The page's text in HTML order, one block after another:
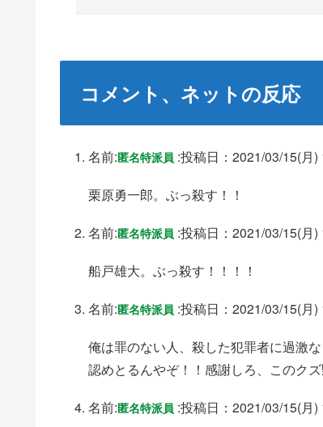
コメント、ネットの反応
名前:匿名特派員 :投稿日：2021/03/15(月)
栗原勇一郎。ぶっ殺す！！
名前:匿名特派員 :投稿日：2021/03/15(月)
船戸雄大。ぶっ殺す！！！！
名前:匿名特派員 :投稿日：2021/03/15(月)
俺は罪のない人、殺した犯罪者に過激
認めとるんやぞ！！感謝しろ、このクズ
名前:匿名特派員 :投稿日：2021/03/15(月)